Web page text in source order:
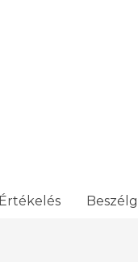
Értékelés